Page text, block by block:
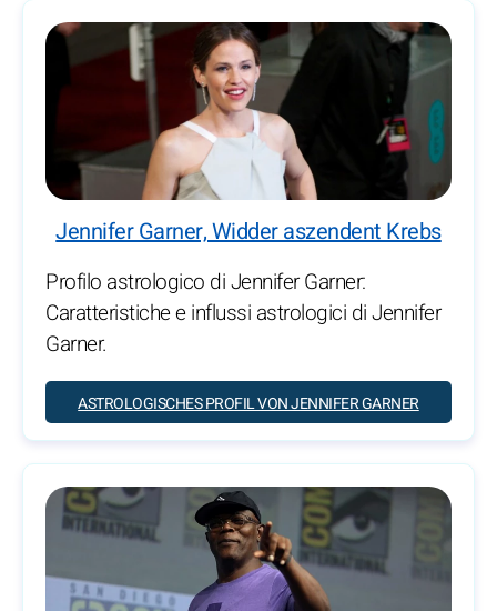
Jennifer Garner, Widder aszendent Krebs
Profilo astrologico di Jennifer Garner:
Caratteristiche e influssi astrologici di Jennifer
Garner.
ASTROLOGISCHES PROFIL VON JENNIFER GARNER